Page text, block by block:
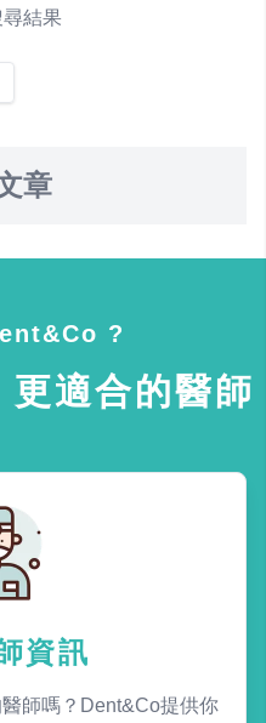
結果
章
?
更適合的醫師
資訊
師嗎？Dent&Co提供你